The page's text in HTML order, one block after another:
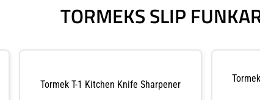
TORMEKS SLIP
Tormek T-1 Kitchen Knife Sharpener